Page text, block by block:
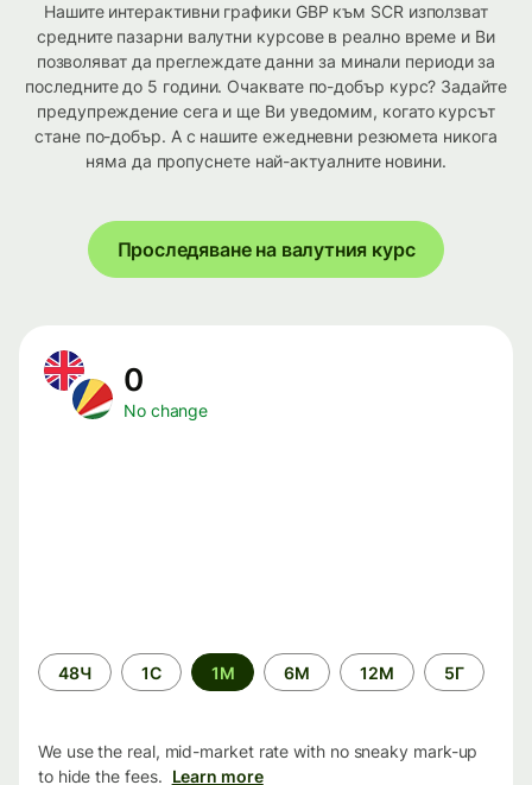
Нашите интерактивни графики GBP към SCR използват
средните пазарни валутни курсове в реално време и Ви
позволяват да преглеждате данни за минали периоди за
последните до 5 години. Очаквате по-добър курс? Задайте
предупреждение сега и ще Ви уведомим, когато курсът
стане по-добър. А с нашите ежедневни резюмета никога
няма да пропуснете най-актуалните новини.
Проследяване на валутния курс
0
No change
Time
period
48Ч 1С 1М 6М 12М 5Г
We use the real, mid-market rate with no sneaky mark-up
to hide the fees. Learn more